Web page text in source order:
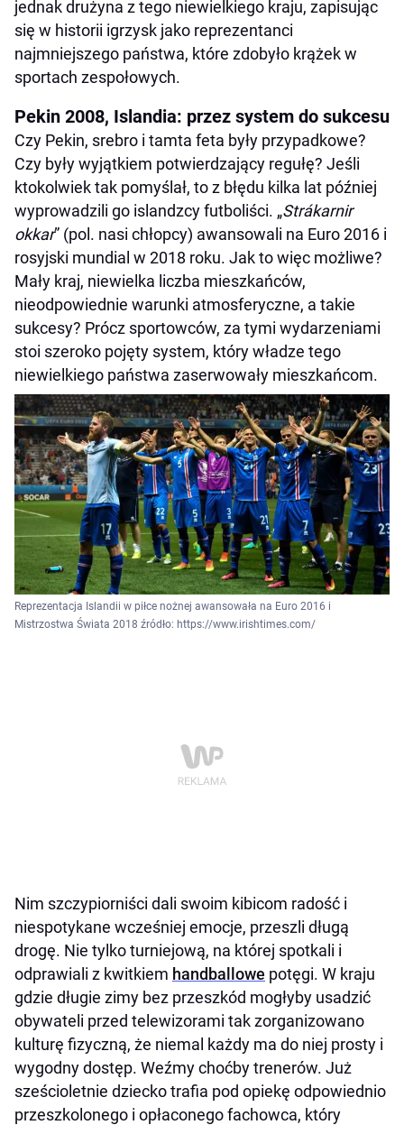
jednak drużyna z tego niewielkiego kraju, zapisując
się w historii igrzysk jako reprezentanci
najmniejszego państwa, które zdobyło krążek w
sportach zespołowych.
Pekin 2008, Islandia: przez system do sukcesu
Czy Pekin, srebro i tamta feta były przypadkowe?
Czy były wyjątkiem potwierdzający regułę? Jeśli
ktokolwiek tak pomyślał, to z błędu kilka lat później
wyprowadzili go islandzcy futboliści. „Strákarnir
okkar” (pol. nasi chłopcy) awansowali na Euro 2016 i
rosyjski mundial w 2018 roku. Jak to więc możliwe?
Mały kraj, niewielka liczba mieszkańców,
nieodpowiednie warunki atmosferyczne, a takie
sukcesy? Prócz sportowców, za tymi wydarzeniami
stoi szeroko pojęty system, który władze tego
niewielkiego państwa zaserwowały mieszkańcom.
Reprezentacja Islandii w piłce nożnej awansowała na Euro 2016 i
Mistrzostwa Świata 2018 źródło: https://www.irishtimes.com/
Nim szczypiorniści dali swoim kibicom radość i
niespotykane wcześniej emocje, przeszli długą
drogę. Nie tylko turniejową, na której spotkali i
odprawiali z kwitkiem handballowe potęgi. W kraju
gdzie długie zimy bez przeszkód mogłyby usadzić
obywateli przed telewizorami tak zorganizowano
kulturę fizyczną, że niemal każdy ma do niej prosty i
wygodny dostęp. Weźmy choćby trenerów. Już
sześcioletnie dziecko trafia pod opiekę odpowiednio
przeszkolonego i opłaconego fachowca, który